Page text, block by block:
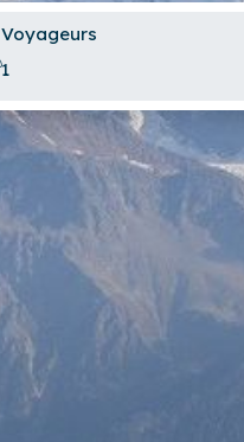
Voyageurs